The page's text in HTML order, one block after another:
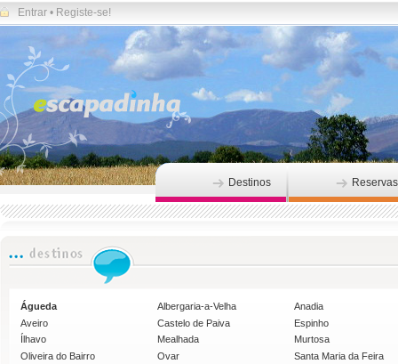
Entrar • Registe-se!
Destinos Reservas
Águeda Albergaria-a-Velha
Anadia
Aveiro
Castelo de Paiva
Espinho
Ílhavo
Mealhada
Murtosa
Oliveira do Bairro
Ovar
Santa Maria da Feira